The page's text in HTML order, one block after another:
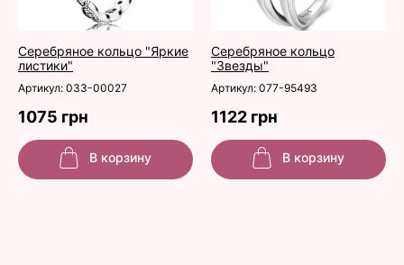
Серебряное кольцо "Яркие
листики"
Серебряное кольцо
"Звезды"
Артикул: 033-00027 Артикул: 077-95493
1075 грн 1122 грн
В корзину В корзину